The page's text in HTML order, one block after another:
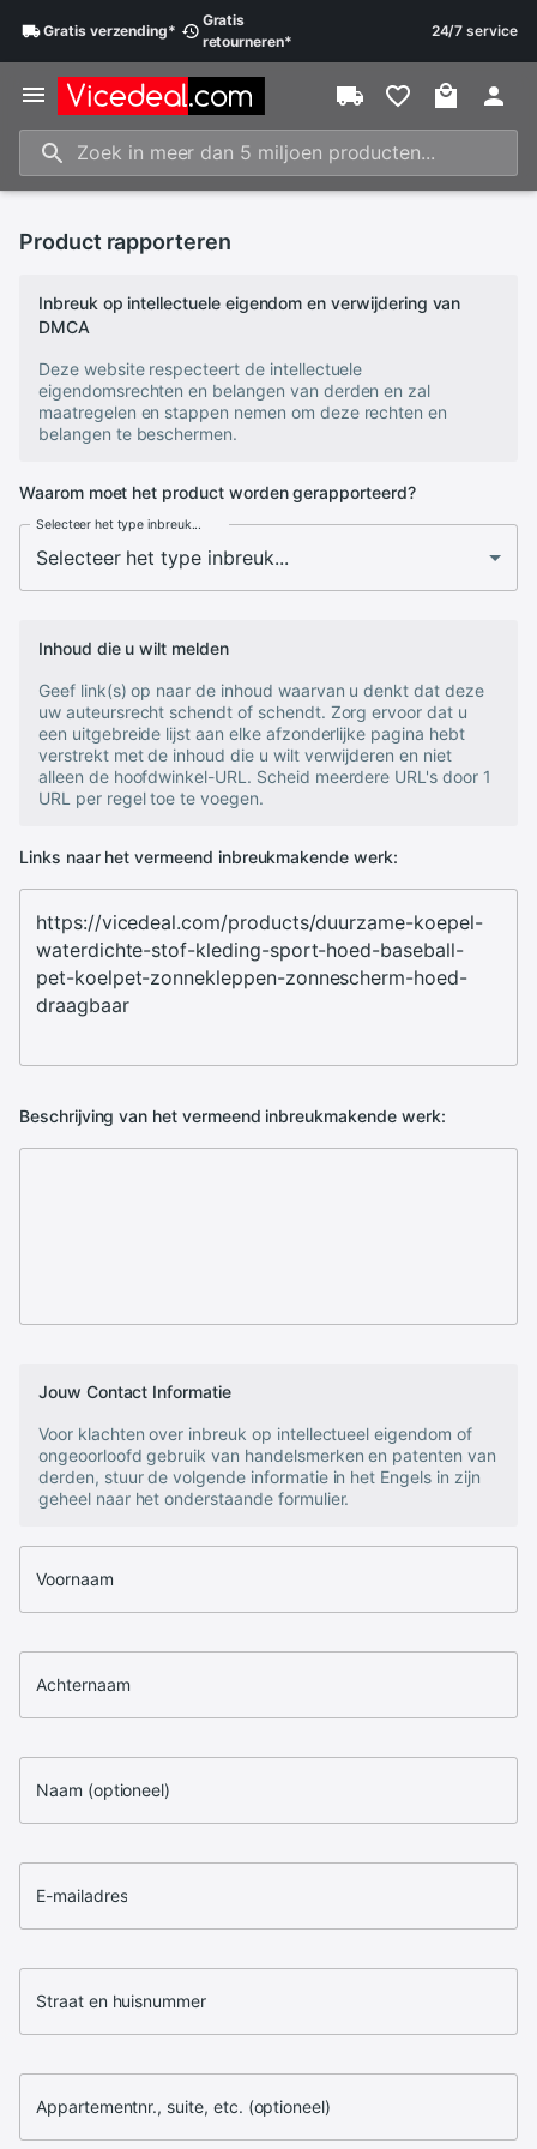
Gratisverzending*
Gratis
retourneren*
24/7 service
Product rapporteren
Inbreuk op intellectuele eigendom en verwijdering van
DMCA
Deze website respecteert de intellectuele
eigendomsrechten en belangen van derden en zal
maatregelen en stappen nemen om deze rechten en
belangen te beschermen.
Waarom moet het product worden gerapporteerd?
Selecteer het type inbreuk...
Inhoud die u wilt melden
Geef link(s) op naar de inhoud waarvan u denkt dat deze
uw auteursrecht schendt of schendt. Zorg ervoor dat u
een uitgebreide lijst aan elke afzonderlijke pagina hebt
verstrekt met de inhoud die u wilt verwijderen en niet
alleen de hoofdwinkel-URL. Scheid meerdere URL's door 1
URL per regel toe te voegen.
Links naar het vermeend inbreukmakende werk:
Beschrijving van het vermeend inbreukmakende werk:
Jouw Contact Informatie
Voor klachten over inbreuk op intellectueel eigendom of
ongeoorloofd gebruik van handelsmerken en patenten van
derden, stuur de volgende informatie in het Engels in zijn
geheel naar het onderstaande formulier.
Voornaam
Achternaam
Naam (optioneel)
E-mailadres
Straat en huisnummer
Appartementnr., suite, etc. (optioneel)